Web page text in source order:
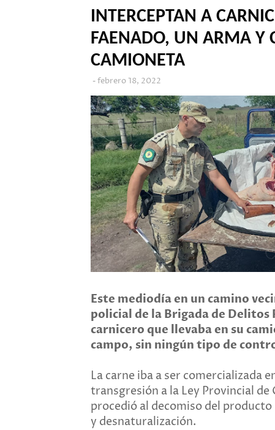
INTERCEPTAN A
FAENADO, UN ARMA Y
CAMIONETA
febrero 18, 2022
Este mediodía en un camino
policial de la Brigada de Delitos
carnicero que llevaba en su
campo, sin ningún tipo de
La carne iba a ser comercializada
transgresión a la Ley Provincial de
procedió al decomiso del
y desnaturalización.